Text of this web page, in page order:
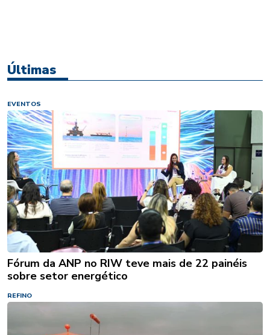
Últimas
EVENTOS
Fórum da ANP no RIW teve mais de 22 painéis
sobre setor energético
REFINO